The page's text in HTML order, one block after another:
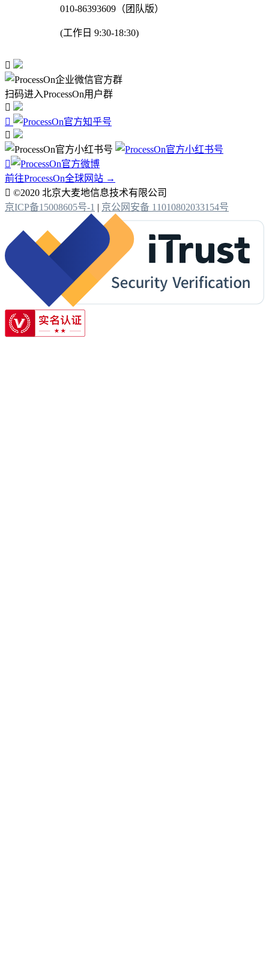
010-86393609（团队版）
(工作日 9:30-18:30)

扫码进入ProcessOn用户群




前往ProcessOn全球网站 →
 ©2020 北京大麦地信息技术有限公司
京ICP备15008605号-1 | 京公网安备 11010802033154号